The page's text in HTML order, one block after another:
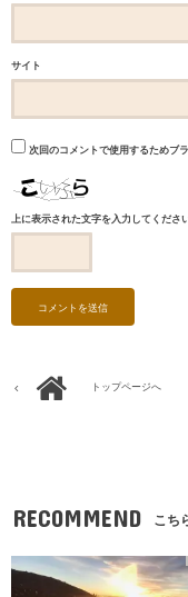
サイト
次回のコメントで使用するためブ
上に表示された文字を入力してくださ
トップページへ
RECOMMEND こち